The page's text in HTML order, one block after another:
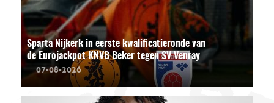
Sparta Nijkerk in eerste kwalificatieronde van
de Eurojackpot KNVB Beker tegen SV Venray
07-08-2026